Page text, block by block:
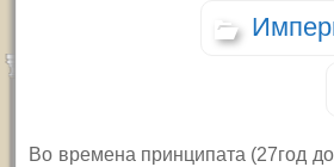
Во времена принципата (27год